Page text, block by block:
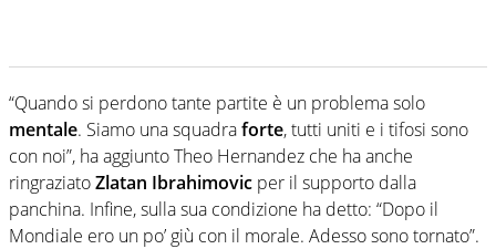
“Quando si perdono tante partite è un problema solo
mentale. Siamo una squadraforte, tutti uniti e i tifosi sono
con noi”, ha aggiunto Theo Hernandez che ha anche
ringraziatoZlatan Ibrahimovic per il supporto dalla
panchina. Infine, sulla sua condizione ha detto: “Dopo il
Mondiale ero un po’ giù con il morale. Adesso sono tornato”.